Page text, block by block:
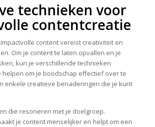
technieken voor
contentcreatie
content vereist creativiteit en
Om je content te laten opvallen en je
kun je verschillende technieken
om je boodschap effectief over te
enkele creatieve benaderingen die je kunt
die resoneren met je doelgroep.
je content menselijker en helpt om een